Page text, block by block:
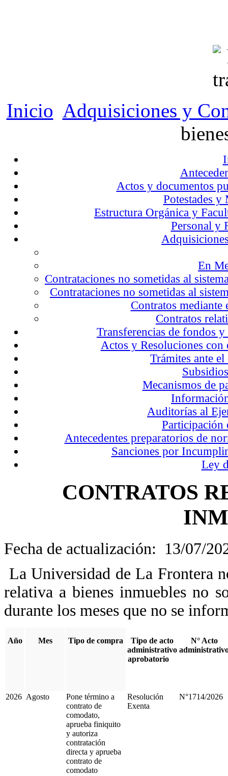
Inicio Adquisiciones y
Actos y documentos
Potestades
Estructura Orgánica y
Personal y
En
Contrataciones no sometidas al
Contrataciones no sometidas al
Contratos mediante
Contratos
Transferencias de fondos
Actos y Resoluciones con
Trámites ante
Mecanismos de
Auditorías al
Participación
Antecedentes preparatorios de
Sanciones por
Ley
CONTRATOS
Fecha de actualización: 13/07/
La Universidad de La Frontera
relativa a bienes inmuebles no
durante los meses que no se
Año Mes Tipo de compra
Tipo de acto
administrativo
aprobatorio
N° Acto
2026 Agosto
Pone término a
contrato de
comodato,
aprueba finiquito
y autoriza
contratación
directa y aprueba
contrato de
comodato
Resolución
Exenta
N°1714/2026